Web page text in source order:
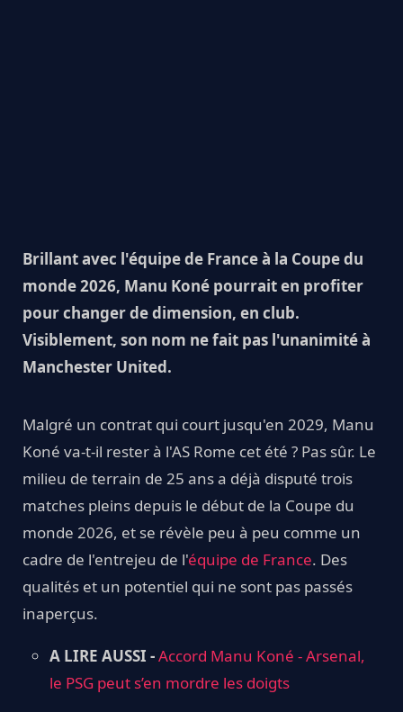
Brillant avec l'équipe de France à la Coupe du
monde 2026, Manu Koné pourrait en profiter
pour changer de dimension, en club.
Visiblement, son nom ne fait pas l'unanimité à
Manchester United.
Malgré un contrat qui court jusqu'en 2029, Manu
Koné va-t-il rester à l'AS Rome cet été ? Pas sûr. Le
milieu de terrain de 25 ans a déjà disputé trois
matches pleins depuis le début de la Coupe du
monde 2026, et se révèle peu à peu comme un
cadre de l'entrejeu de l'équipe de France. Des
qualités et un potentiel qui ne sont pas passés
inaperçus.
A LIRE AUSSI -Accord Manu Koné - Arsenal,
le PSG peut s’en mordre les doigts